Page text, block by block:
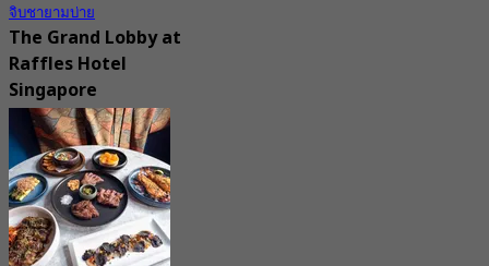
จิบชายามบ่าย
The Grand Lobby at
Raffles Hotel
Singapore
New
จากS$ 118